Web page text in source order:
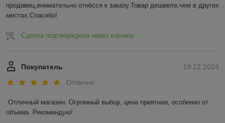
продавец,внимательно отнёсся к заказу.Товар дешевле,чем в других
местах.Спасибо!
Сделка подтверждена через корзину
19.12.2024
Покупатель
Отлично
Отличный магазин. Огромный выбор, цена приятная, особенно от
объема. Рекомендую!